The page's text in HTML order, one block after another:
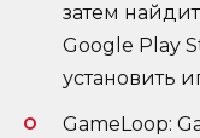
затем
Google Play
установить
GameLoop: